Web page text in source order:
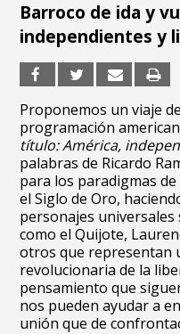
Barroco de ida y
independientes y
Proponemos un viaje
programación
título: América,
palabras de Ricardo
para los paradigmas
el Siglo de Oro,
personajes
como el Quijote,
otros que representan
revolucionaria de la
pensamiento que
nos pueden ayudar a
unión que de